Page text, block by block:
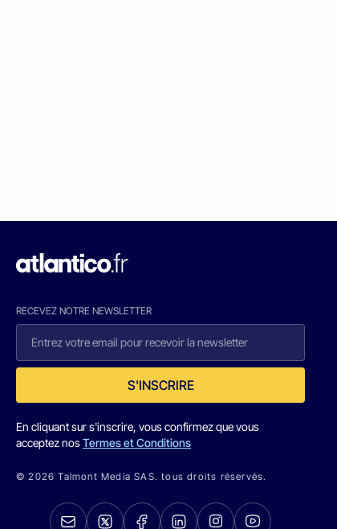
RECEVEZ NOTRE NEWSLETTER
S'INSCRIRE
En cliquant sur s'inscrire, vous confirmez que vous
acceptez nosTermes et Conditions
© 2026 Talmont Media SAS. tous droits réservés.